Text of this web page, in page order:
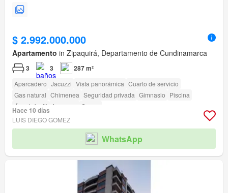
$ 2.992.000.000
Apartamento in Zipaquirá, Departamento de Cundinamarca
3 3 287 m²
Aparcadero Jacuzzi Vista panorámica Cuarto de servicio
Gas natural Chimenea Seguridad privada Gimnasio Piscina
Área infantil
Ascensor Sauna
Hace 10 días
LUIS DIEGO GOMEZ
WhatsApp